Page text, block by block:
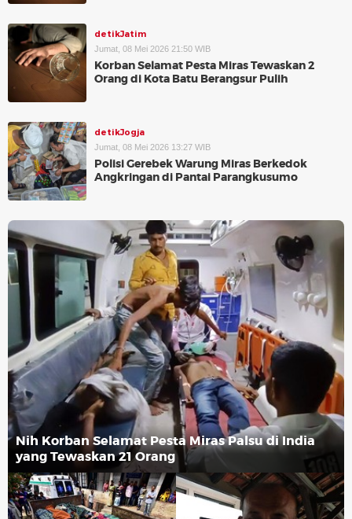
detikJatim
Jumat, 08 Mei 2026 21:50 WIB
Korban Selamat Pesta Miras Tewaskan 2
Orang di Kota Batu Berangsur Pulih
detikJogja
Jumat, 08 Mei 2026 13:27 WIB
Polisi Gerebek Warung Miras Berkedok
Angkringan di Pantai Parangkusumo
Nih Korban Selamat Pesta Miras Palsu di India
yang Tewaskan 21 Orang